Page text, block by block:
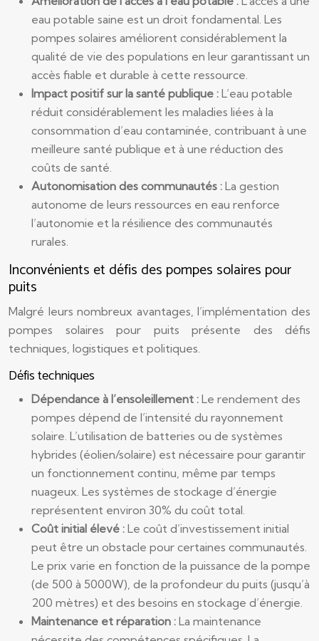
eau potable saine est un droit fondamental. Les
pompes solaires améliorent considérablement la
qualité de vie des populations en leur garantissant un
accès fiable et durable à cette ressource.
Impact positif sur la santé publique : L’eau potable
réduit considérablement les maladies liées à la
consommation d’eau contaminée, contribuant à une
meilleure santé publique et à une réduction des
coûts de santé.
Autonomisation des communautés : La gestion
autonome de leurs ressources en eau renforce
l’autonomie et la résilience des communautés
rurales.
Inconvénients et défis des pompes solaires pour
puits
Malgré leurs nombreux avantages, l’implémentation des
pompes solaires pour puits présente des défis
techniques, logistiques et politiques.
Défis techniques
Dépendance à l’ensoleillement : Le rendement des
pompes dépend de l’intensité du rayonnement
solaire. L’utilisation de batteries ou de systèmes
hybrides (éolien/solaire) est nécessaire pour garantir
un fonctionnement continu, même par temps
nuageux. Les systèmes de stockage d’énergie
représentent environ 30% du coût total.
Coût initial élevé : Le coût d’investissement initial
peut être un obstacle pour certaines communautés.
Le prix varie en fonction de la puissance de la pompe
(de 500 à 5000W), de la profondeur du puits (jusqu’à
200 mètres) et des besoins en stockage d’énergie.
Maintenance et réparation : La maintenance